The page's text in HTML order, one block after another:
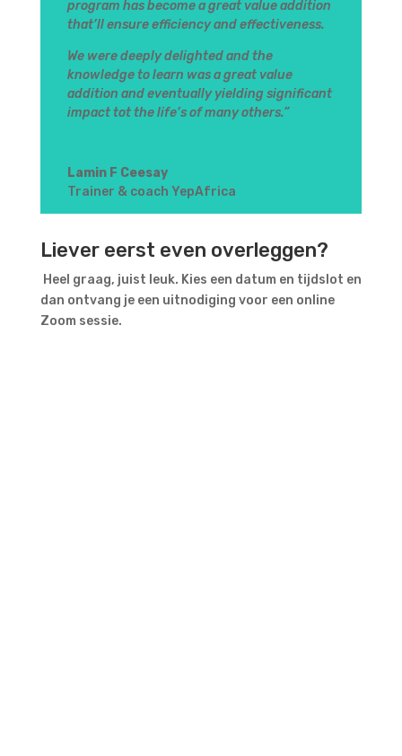
program has become a great value addition
that’ll ensure efficiency and effectiveness.
We were deeply delighted and the
knowledge to learn was a great value
addition and eventually yielding significant
impact tot the life’s of many others.”
Lamin F Ceesay
Trainer & coach YepAfrica
Liever eerst even overleggen?
Heel graag, juist leuk. Kies een datum en tijdslot en
dan ontvang je een uitnodiging voor een online
Zoom sessie.